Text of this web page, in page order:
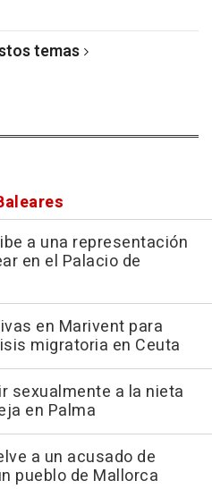
temas
a una representación
en el Palacio de
en Marivent para
migratoria en Ceuta
sexualmente a la nieta
en Palma
a un acusado de
pueblo de Mallorca